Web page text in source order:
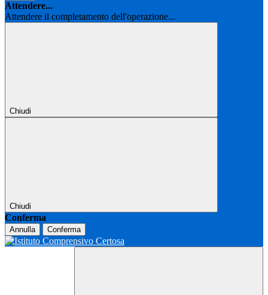
Attendere...
Attendere il completamento dell'operazione...
Chiudi
Chiudi
Conferma
Annulla Conferma